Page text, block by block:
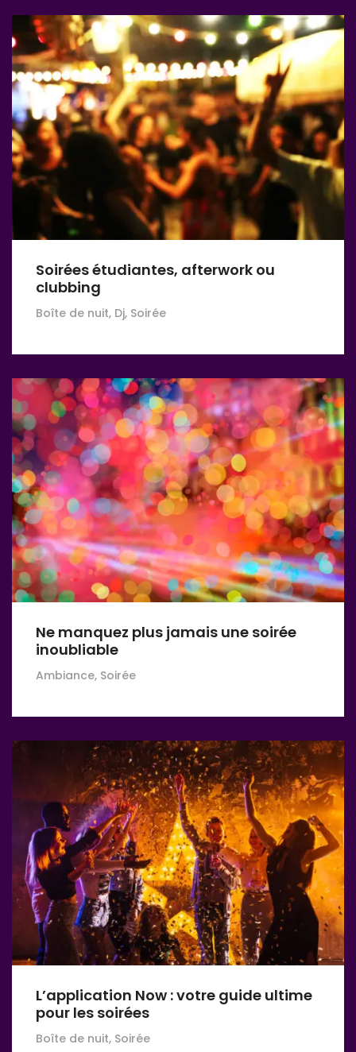
Soirées étudiantes, afterwork ou
clubbing
Boîte de nuit, Dj, Soirée
Ne manquez plus jamais une soirée
inoubliable
Ambiance, Soirée
L’application Now : votre guide ultime
pour les soirées
Boîte de nuit, Soirée